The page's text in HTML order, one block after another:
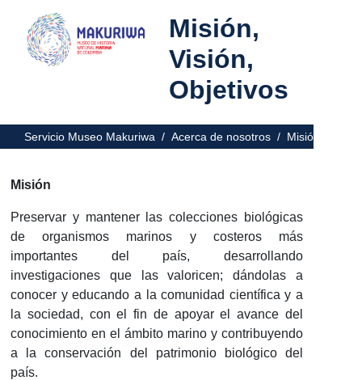
Misión,
Visión,
Objetivos
Servicio Museo Makuriwa / Acerca de nosotros / Misión,
Misión
Preservar y mantener las colecciones biológicas
de organismos marinos y costeros más
importantes del país, desarrollando
investigaciones que las valoricen; dándolas a
conocer y educando a la comunidad científica y a
la sociedad, con el fin de apoyar el avance del
conocimiento en el ámbito marino y contribuyendo
a la conservación del patrimonio biológico del
país.